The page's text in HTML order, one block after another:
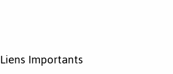
Liens Importants